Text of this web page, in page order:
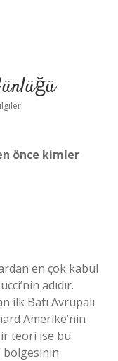
önce kimler
en çok kabul
adıdır.
ilk Batı Avrupalı
Amerike’nin
teori ise bu
bölgesinin